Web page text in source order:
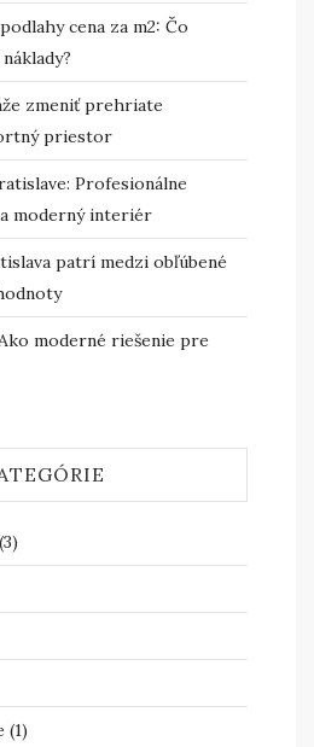
cena za m2: Čo
zmeniť prehriate
priestor
Profesionálne
moderný interiér
patrí medzi obľúbené
moderné riešenie pre
(3)
(1)